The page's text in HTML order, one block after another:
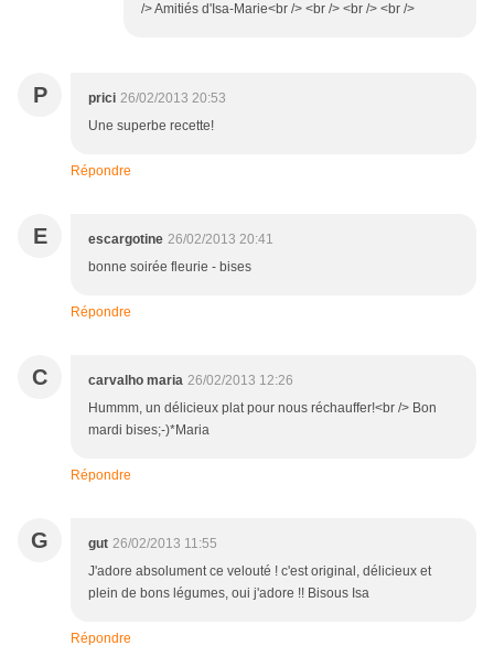
/> Amitiés d'Isa-Marie<br /> <br /> <br /> <br />
P prici 26/02/2013 20:53
Une superbe recette!
Répondre
E escargotine 26/02/2013 20:41
bonne soirée fleurie - bises
Répondre
C carvalho maria 26/02/2013 12:26
Hummm, un délicieux plat pour nous réchauffer!<br /> Bon
mardi bises;-)*Maria
Répondre
G gut 26/02/2013 11:55
J'adore absolument ce velouté ! c'est original, délicieux et
plein de bons légumes, oui j'adore !! Bisous Isa
Répondre